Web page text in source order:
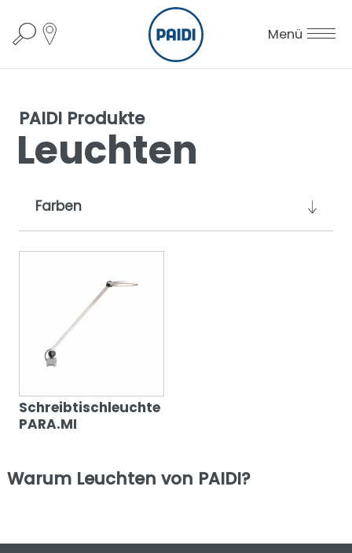
Menü
PAIDI Produkte
Leuchten
Farben
Schreibtischleuchte
PARA.MI
Warum Leuchten von PAIDI?